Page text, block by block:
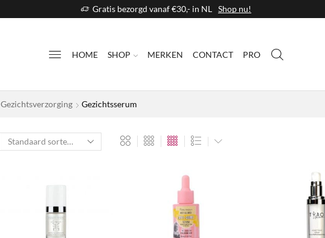
Gratis bezorgd vanaf €30,- in NL Shop nu!
HOME SHOP MERKEN CONTACT PRO
Gezichtsverzorging Gezichtsserum